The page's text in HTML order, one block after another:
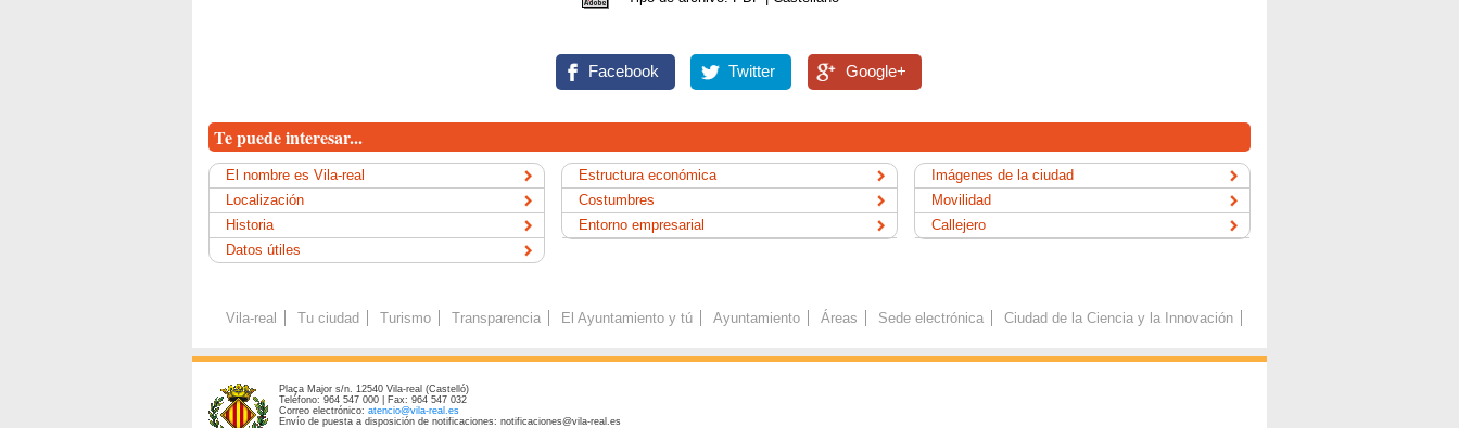
Facebook Twitter Google+
Te puede interesar...
El nombre es Vila-real
Localización
Historia
Datos útiles
Estructura económica
Costumbres
Entorno empresarial
Imágenes de la ciudad
Movilidad
Callejero
Vila-real Tu ciudad Turismo Transparencia El Ayuntamiento y tú Ayuntamiento Áreas Sede electrónica Ciudad de la Ciencia y la Innovación
Plaça Major s/n. 12540 Vila-real (Castelló)
Teléfono: 964 547 000 | Fax: 964 547 032
Correo electrónico: atencio@vila-real.es
Envío de puesta a disposición de notificaciones: notificaciones@vila-real.es